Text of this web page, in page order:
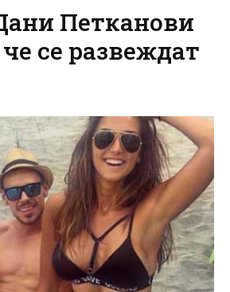
Петканови
се развеждат